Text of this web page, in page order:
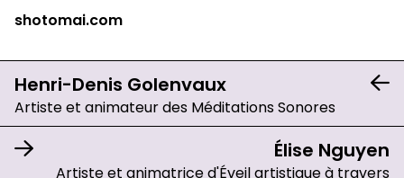
shotomai.com
Henri-Denis Golenvaux
Artiste et animateur des Méditations Sonores
Élise Nguyen
Artiste et animatrice d'Éveil artistique à travers